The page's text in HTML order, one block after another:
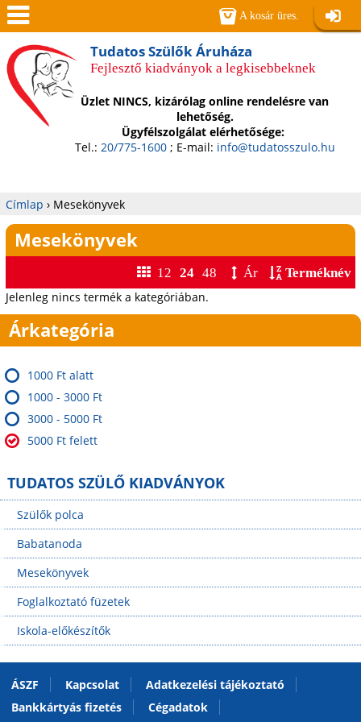
Jump to navigation
Tudatos Szülők Áruháza
Fejlesztő kiadványok a legkisebbeknek
Üzlet NINCS, kizárólag online rendelésre van
lehetőség.
Ügyfélszolgálat elérhetősége:
Tel.: 20/775-1600; E-mail: info@tudatosszulo.hu
Jelenlegi
hely
Címlap › Mesekönyvek
Mesekönyvek
12 24 48 Ár
Terméknév
Jelenleg nincs termék a kategóriában.
A kosár üres.
Men
ü
Árkategória
1000 Ft alatt
1000 - 3000 Ft
3000 - 5000 Ft
5000 Ft felett
TUDATOS SZÜLŐ KIADVÁNYOK
Szülők polca
Babatanoda
Mesekönyvek
Foglalkoztató füzetek
Iskola-előkészítők
ÁSZF Kapcsolat
Adatkezelési tájékoztató
Bankkártyás fizetés
Cégadatok